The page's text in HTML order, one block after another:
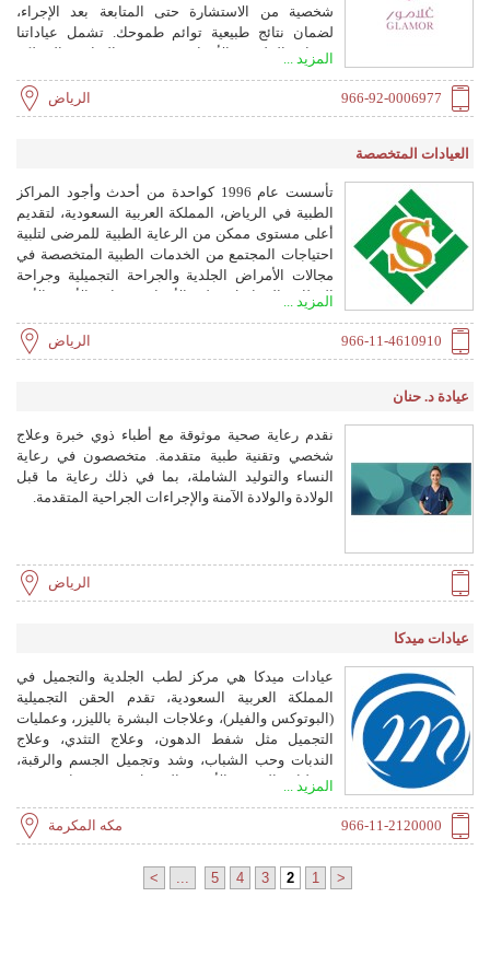
شخصية من الاستشارة حتى المتابعة بعد الإجراء،
لضمان نتائج طبيعية توائم طموحك. تشمل عياداتنا
خدمات الجلدية والأسنان، وتقع في الرياض، المملكة
المزيد ...
966-92-0006977 الرياض
العيادات المتخصصة
تأسست عام 1996 كواحدة من أحدث وأجود المراكز
الطبية في الرياض، المملكة العربية السعودية، لتقديم
أعلى مستوى ممكن من الرعاية الطبية للمرضى لتلبية
احتياجات المجتمع من الخدمات الطبية المتخصصة في
مجالات الأمراض الجلدية والجراحة التجميلية وجراحة
العظام والمفاصل وطب الأسنان وجراحة الأنف والأذن
المزيد ...
966-11-4610910 الرياض
عيادة د. حنان
نقدم رعاية صحية موثوقة مع أطباء ذوي خبرة وعلاج
شخصي وتقنية طبية متقدمة. متخصصون في رعاية
النساء والتوليد الشاملة، بما في ذلك رعاية ما قبل
الولادة والولادة الآمنة والإجراءات الجراحية المتقدمة.
الرياض
عيادات ميدكا
عيادات ميدكا هي مركز لطب الجلدية والتجميل في
المملكة العربية السعودية، تقدم الحقن التجميلية
(البوتوكس والفيلر)، وعلاجات البشرة بالليزر، وعمليات
التجميل مثل شفط الدهون، وعلاج التثدي، وعلاج
الندبات وحب الشباب، وشد وتجميل الجسم والرقبة،
وعمليات الصدر والأنف، والتجميل بدون جراحة. تضم
المزيد ...
966-11-2120000 مكه المكرمة
<
1
2
3
4
5
>